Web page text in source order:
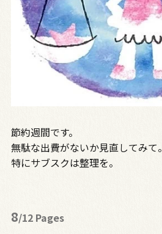
節約週間です。
無駄な出費がないか見直してみて。
特にサブスクは整理を。
8/12 Pages